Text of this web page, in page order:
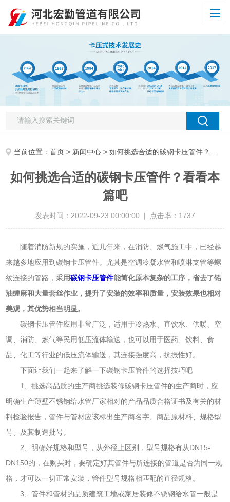
当前位置：首页 > 新闻中心 > 如何挑选合适的碳钢卡压管件？看看本篇吧
如何挑选合适的碳钢卡压管件？看看本
篇吧
发表时间：2022-09-23 00:00:00 | 点击率：1737
随着消防新规的实施，近几年来，在消防、燃气施工中，已经越
来越多地应用到碳钢卡压管件。尤其是空调冷凝水管和喷淋支管等螺
纹连接的管路，采用碳钢卡压管件能简化原本复杂的工序，省去了铅
油缠麻和大量套丝作业，提升了安装的效率和质量，安装效果也相对
美观，其优势相当明显。
碳钢卡压管件应用非常广泛，适用于冷热水、直饮水、供暖、空
调、消防、燃气等民用低压流体输送，也可以用于医药、饮料、食
品、化工等行业的低压流体输送，其连接强度高，抗振性好。
下面让我们一起来了解一下碳钢卡压管件的选择技巧吧
1、挑选高品质的生产商挑选装修碳钢卡压管件的生产商时，应
明确生产薄壁不锈钢给水管厂家相对的产品品质合格证书及有关的材
料检验报告，管件与管材应该标出生产商名字、商品原材料、规格型
号、及其制造批号。
2、明确好规格和型号，从外径上区别，型号规格有从DN15-
DN150的，在购买时，要确定好其管件与所连接的管道是否为同一规
格，才可以一切正常安装，管件型号规格相匹配的直径规格。
3、管件和管材的品质建筑工地或家居装修不锈钢给水管一般是